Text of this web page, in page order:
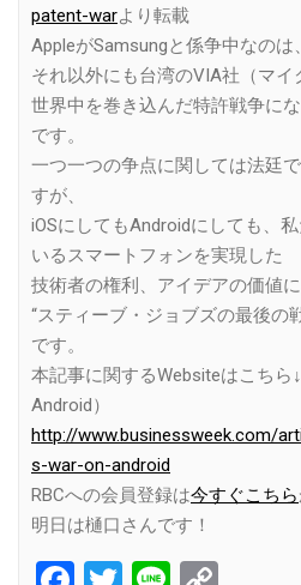
patent-warより転載
AppleがSamsungと係争中なのは
それ以外にも台湾のVIA社（マ
世界中を巻き込んだ特許戦争に
です。
一つ一つの争点に関しては法廷
すが、
iOSにしてもAndroidにしても、
いるスマートフォンを実現した
技術者の権利、アイデアの価値
“スティーブ・ジョブズの最後の
です。
本記事に関するWebsiteはこちら
Android）
http://www.businessweek.com/
s-war-on-android
RBCへの会員登録は今すぐこちら
明日は樋口さんです！